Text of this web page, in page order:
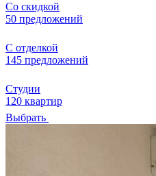
Со скидкой
50 предложений
С отделкой
145 предложений
Студии
120 квартир
Выбрать